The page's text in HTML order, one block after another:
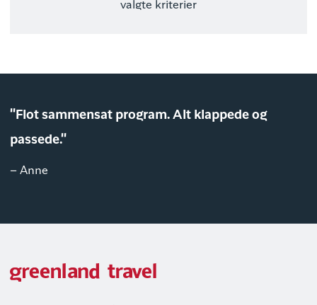
valgte kriterier
"Flot sammensat program. Alt klappede og
passede."
– Anne